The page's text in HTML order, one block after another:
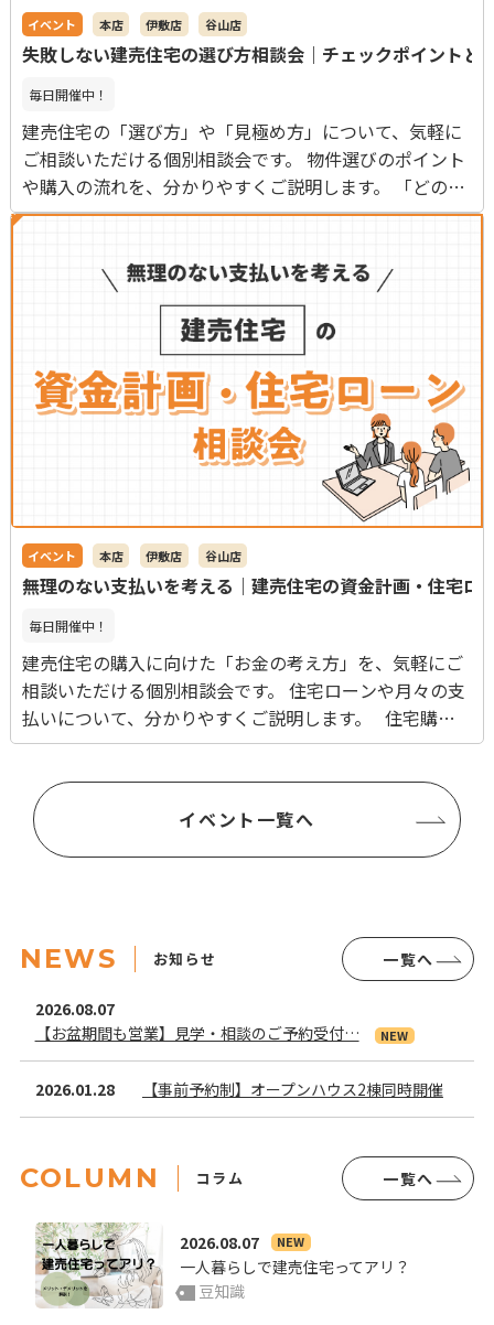
イベント 本店 伊敷店 谷山店
失敗しない建売住宅の選び方相談会｜チェックポイントと
毎日開催中！
建売住宅の「選び方」や「見極め方」について、気軽に
ご相談いただける個別相談会です。 物件選びのポイント
や購入の流れを、分かりやすくご説明します。 「どの建
売住宅を選べばいいのか分からない」 「何を基準に判断
方に特化した相談会です。 立地や間取りだけでなく、
周辺環境や将来の暮らしやすさなど、 見落としがちなチ
ェックポイントについてもご案内します。 また、購入
までの流れや注意点も事前に知っておくことで、 スムー
ズに検討を進めることができます。 建売住宅は「すぐ
住める」メリットがある一方で、 事前の見極めがとても
基礎から丁寧にご説明いたします。 【こんな方におす
きのチェックポイントを知りたい方 ・購入までの流れを
把握したい方 ・後悔しない選び方をしたい方 【開催店
舗】 ・本店 〒890-0055 鹿児島県鹿児島市上荒
田町38-8 ・伊敷店 〒890-0005 鹿児島県鹿児島市
下伊敷1丁目46-16 ・谷山店 〒891-0113 鹿児島県
鹿児島市東谷山1丁目59-2
可
イベント 本店 伊敷店 谷山店
無理のない支払いを考える｜建売住宅の資金計画・住宅ロ
毎日開催中！
建売住宅の購入に向けた「お金の考え方」を、気軽にご
相談いただける個別相談会です。 住宅ローンや月々の支
払いについて、分かりやすくご説明します。 住宅購入
を考えるとき、 多くの方が不安に感じるのが「支払い」
今の収入で無理なく払っていけるのか ・借りられる金額
と、実際に払える金額の違い 建売住宅は価格が分かり
やすいからこそ、 「自分にとって無理のない予算かどう
安を把握しておくことで、 安心して物件選びを進めるこ
い方も、 情報収集の一環としてお気軽にご参加くださ
い。 【こんな方におすすめ】 ・月々の支払いに不安が
ある方 ・無理のない予算を知りたい方 ・住宅ローンの仕
組みを理解したい方 ・建売住宅の購入を検討し始めた方
鹿児島市下伊敷1丁目46-16 ・谷山店 〒891-0113
イベント一覧へ
NEWS お知らせ 一覧へ
2026.08.07
【お盆期間も営業】見学・相談のご予約受付…
NEW
2026.01.28 【事前予約制】オープンハウス2棟同時開催
COLUMN コラム 一覧へ
2026.08.07 NEW
一人暮らしで建売住宅ってアリ？
豆知識